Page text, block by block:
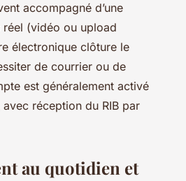
accompagné d’une
(vidéo ou upload
électronique clôture le
de courrier ou de
est généralement activé
réception du RIB par
au quotidien et